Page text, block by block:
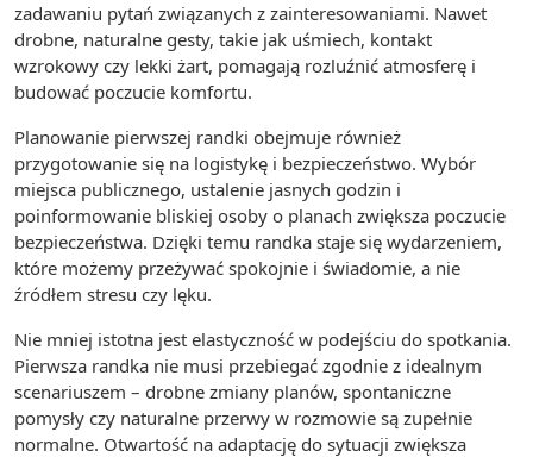
zadawaniu pytań związanych z zainteresowaniami. Nawet
drobne, naturalne gesty, takie jak uśmiech, kontakt
wzrokowy czy lekki żart, pomagają rozluźnić atmosferę i
budować poczucie komfortu.
Planowanie pierwszej randki obejmuje również
przygotowanie się na logistykę i bezpieczeństwo. Wybór
miejsca publicznego, ustalenie jasnych godzin i
poinformowanie bliskiej osoby o planach zwiększa poczucie
bezpieczeństwa. Dzięki temu randka staje się wydarzeniem,
które możemy przeżywać spokojnie i świadomie, a nie
źródłem stresu czy lęku.
Nie mniej istotna jest elastyczność w podejściu do spotkania.
Pierwsza randka nie musi przebiegać zgodnie z idealnym
scenariuszem – drobne zmiany planów, spontaniczne
pomysły czy naturalne przerwy w rozmowie są zupełnie
normalne. Otwartość na adaptację do sytuacji zwiększa